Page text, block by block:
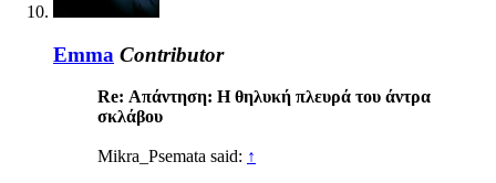
Emma Contributor
Re: Απάντηση: H θηλυκή πλευρά του άντρα
σκλάβου
Mikra_Psemata said: ↑